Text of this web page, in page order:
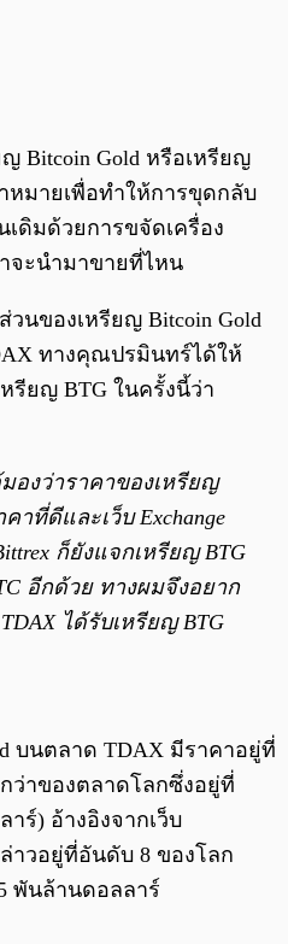
Bitcoin Gold หรือเหรียญ
หมายเพื่อทำให้การขุดกลับ
เดิมด้วยการขจัดเครื่อง
จะนำมาขายที่ไหน
วนของเหรียญ Bitcoin Gold
ทางคุณปรมินทร์ได้ให้
รียญ BTG ในครั้งนี้ว่า
มองว่าราคาของเหรียญ
าที่ดีและเว็บ Exchange
ก็ยังแจกเหรียญ BTG
อีกด้วย ทางผมจึงอยาก
ได้รับเหรียญ BTG
บนตลาด TDAX มีราคาอยู่ที่
ว่าของตลาดโลกซึ่งอยู่ที่
าร์) อ้างอิงจากเว็บ
ล่าวอยู่ที่อันดับ 8 ของโลก
พันล้านดอลลาร์